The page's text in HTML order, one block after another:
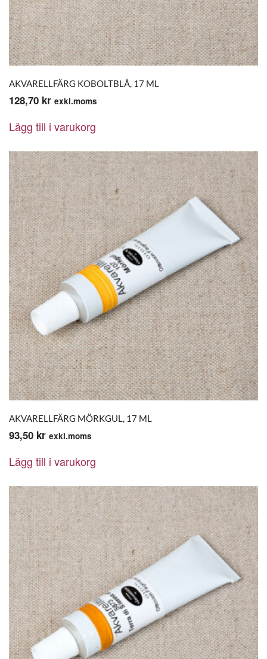
AKVARELLFÄRG KOBOLTBLÅ, 17 ML
128,70 kr exkl.moms
Lägg till i varukorg
AKVARELLFÄRG MÖRKGUL, 17 ML
93,50 kr exkl.moms
Lägg till i varukorg